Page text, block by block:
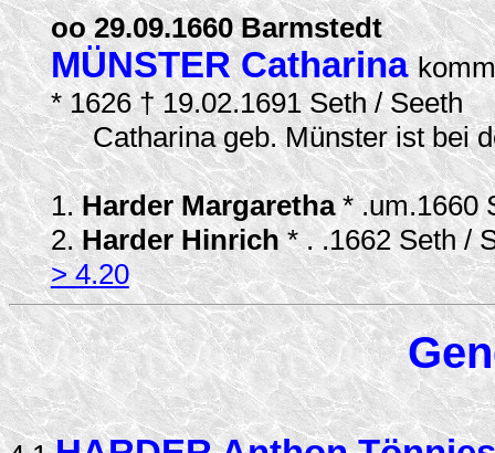
oo 29.09.1660 Barmstedt
MÜNSTER Catharina
* 1626 † 19.02.1691 Seth / Seeth
Catharina geb. Münster ist bei
1.Harder Margaretha* .um.1660
2.Harder Hinrich* . .1662 Seth /
> 4.20